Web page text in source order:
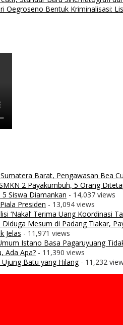
Oegroseno Bentuk Kriminalisasi:
Barat, Pengawasan Bea
2 Payakumbuh, 5 Orang
Siswa Diamankan - 14,037 views
Presiden - 13,094 views
‘Nakal’ Terima Uang Koordinasi
Mesum di Padang Tiakar,
Jelas - 11,971 views
Istano Basa Pagaruyuang
Ada Apa? - 11,390 views
Batu yang Hilang- 11,232